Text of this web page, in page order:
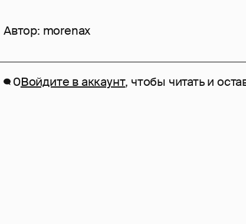
Автор: morenax
0Войдите в аккаунт, чтобы читать и